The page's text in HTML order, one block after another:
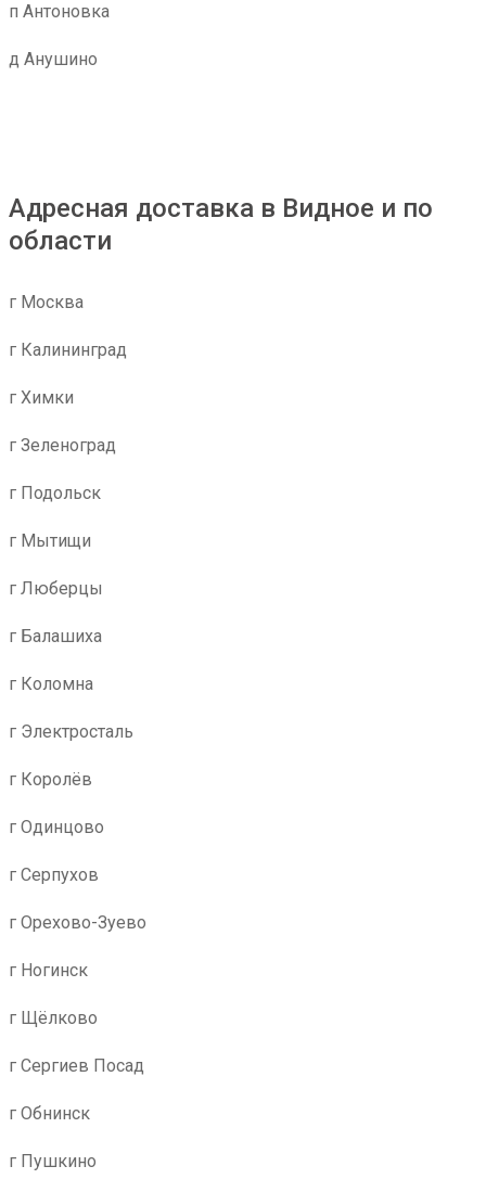
п Антоновка
д Анушино
Адресная доставка в Видное и по
области
г Москва
г Калининград
г Химки
г Зеленоград
г Подольск
г Мытищи
г Люберцы
г Балашиха
г Коломна
г Электросталь
г Королёв
г Одинцово
г Серпухов
г Орехово-Зуево
г Ногинск
г Щёлково
г Сергиев Посад
г Обнинск
г Пушкино